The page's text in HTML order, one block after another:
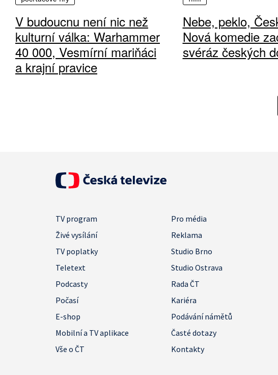
V budoucnu není nic než
kulturní válka: Warhammer
40 000, Vesmírní mariňáci
a krajní pravice
Nebe, peklo,
Nová komedie
svéráz českých
TV program
Pro média
Živé vysílání
Reklama
TV poplatky
Studio Brno
Teletext
Studio Ostrava
Podcasty
Rada ČT
Počasí
Kariéra
E-shop
Podávání námětů
Mobilní a TV aplikace
Časté dotazy
Vše o ČT
Kontakty